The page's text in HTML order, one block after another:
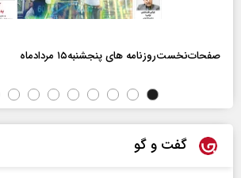
صفحات‌نخست‌روزنامه ها‌ی پنجشنبه‌۱۵ مردادماه
گفت و گو